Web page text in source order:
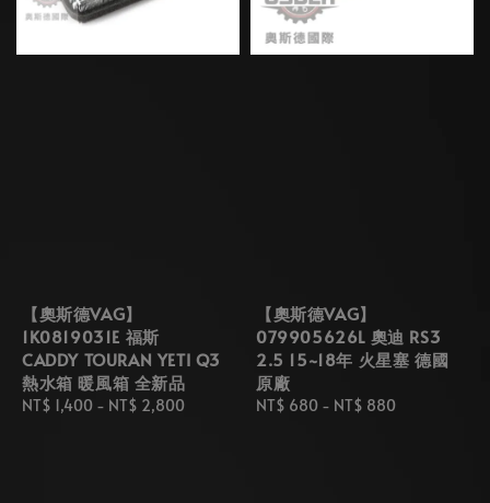
【奧斯德VAG】
1K0819031E 福斯
CADDY TOURAN YETI Q3
熱水箱 暖風箱 全新品
Regular
NT$ 1,400 - NT$ 2,800
【奧斯德VAG】
079905626L 奧迪 RS3
2.5 15~18年 火星塞 德國
原廠
Regular
NT$ 680 - NT$ 880